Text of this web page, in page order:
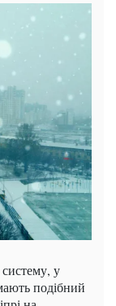
у
подібний